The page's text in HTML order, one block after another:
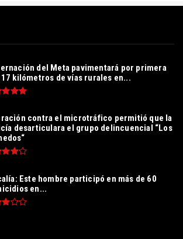
del Meta pavimentará por primera
kilómetros de vías rurales en...
contra el microtráfico permitió que la
desarticulara el grupo delincuencial “Los
Este hombre participó en más de 60
en...